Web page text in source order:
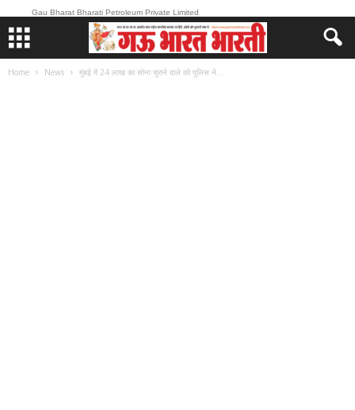
Gau Bharat Bharati Petroleum Private Limited
Home News मुंबई में 24 लाख का सोना चुराने वाले को पुलिस ने...